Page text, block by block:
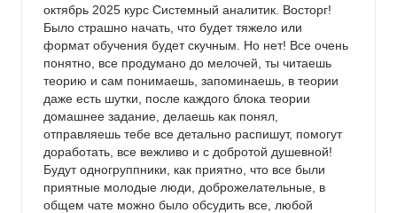
уверенность в том, что я могу побороться за
вакансии посерьезнее: системный, продуктовый
или бизнес-анализ.
октябрь 2025 курс Системный аналитик. Восторг!
Было страшно начать, что будет тяжело или
формат обучения будет скучным. Но нет! Все очень
понятно, все продумано до мелочей, ты читаешь
теорию и сам понимаешь, запоминаешь, в теории
даже есть шутки, после каждого блока теории
домашнее задание, делаешь как понял,
отправляешь тебе все детально распишут, помогут
доработать, все вежливо и с добротой душевной!
Будут одногруппники, как приятно, что все были
приятные молодые люди, доброжелательные, в
общем чате можно было обсудить все, любой